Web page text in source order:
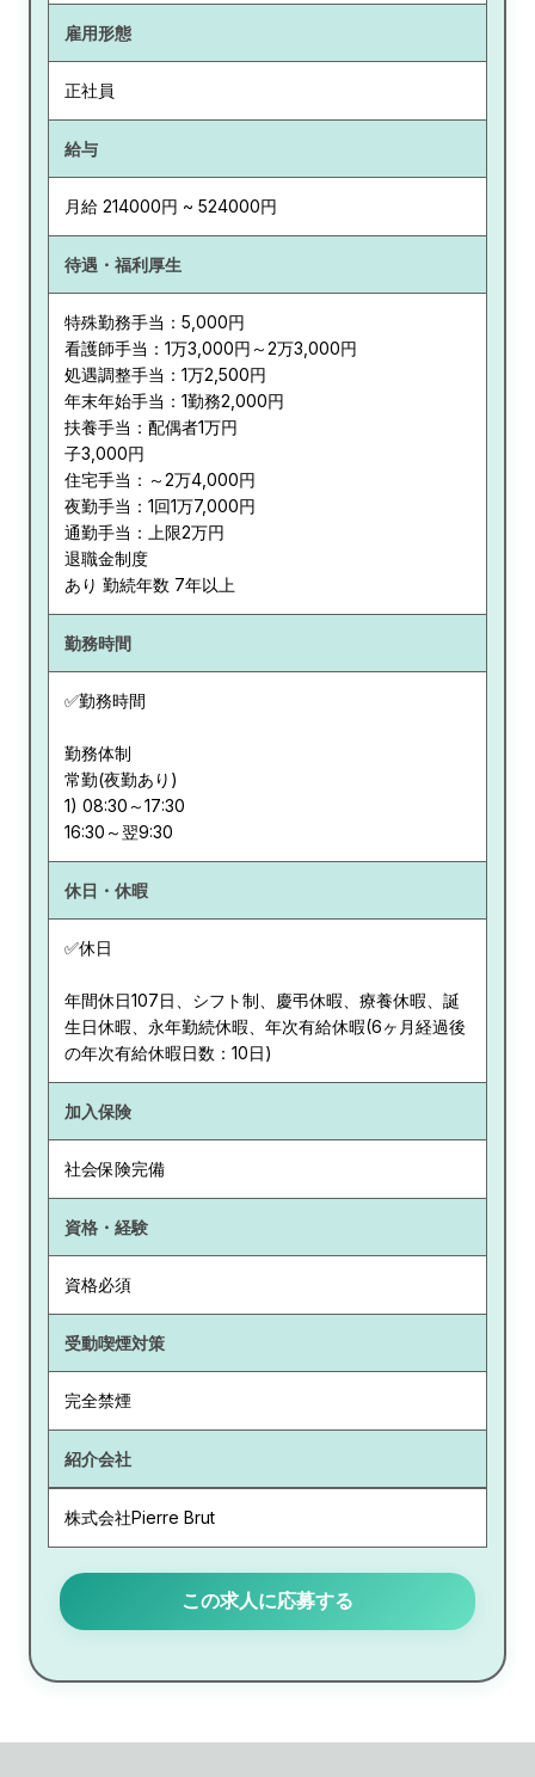
雇用形態
正社員
給与
月給 214000円 ~ 524000円
待遇・福利厚生
特殊勤務手当：5,000円
看護師手当：1万3,000円～2万3,000円
処遇調整手当：1万2,500円
年末年始手当：1勤務2,000円
扶養手当：配偶者1万円
子3,000円
住宅手当：～2万4,000円
夜勤手当：1回1万7,000円
通勤手当：上限2万円
退職金制度
あり 勤続年数 7年以上
勤務時間
✅勤務時間
勤務体制
常勤(夜勤あり)
1) 08:30～17:30
休日・休暇
✅休日
年間休日107日、シフト制、慶弔休暇、療養休暇、誕
生日休暇、永年勤続休暇、年次有給休暇(6ヶ月経過後
の年次有給休暇日数：10日)
加入保険
社会保険完備
資格・経験
資格必須
受動喫煙対策
完全禁煙
紹介会社
株式会社Pierre Brut
この求人に応募する